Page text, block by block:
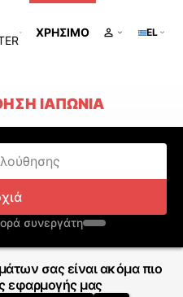
ΧΡΉΣΙΜΟ EL
ΙΑΠΩΝΊΑ
συνεργάτη
σας είναι ακόμα πιο
εφαρμογής μας